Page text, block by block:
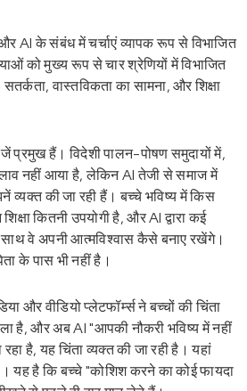
AI के संबंध में चर्चाएं व्यापक रूप से विभाजित
को मुख्य रूप से चार श्रेणियों में विभाजित
वास्तविकता का सामना, और शिक्षा
प्रमुख हैं। विदेशी पालन-पोषण समुदायों में,
नहीं आया है, लेकिन AI तेजी से समाज में
की जा रही हैं। बच्चे भविष्य में किस
कितनी उपयोगी है, और AI द्वारा कई
वे अपनी आत्मविश्वास कैसे बनाए रखेंगे।
के पास भी नहीं है।
और वीडियो प्लेटफॉर्म्स ने बच्चों की चिंता
है, और अब AI "आपकी नौकरी भविष्य में नहीं
है, यह चिंता व्यक्त की जा रही है। यहां
यह है कि बच्चे "कोशिश करने का कोई फायदा